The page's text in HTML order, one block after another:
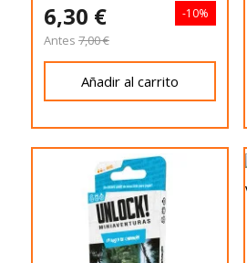
6,30 €
Antes 7,00 €
-10%
Añadir al carrito